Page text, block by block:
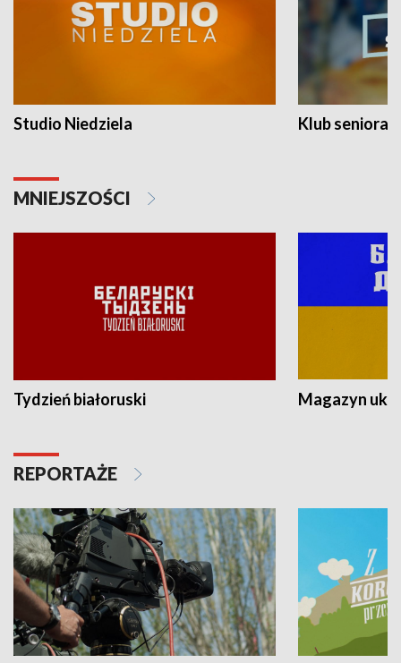
Studio Niedziela Klub seniora
MNIEJSZOŚCI
Tydzień białoruski Magazyn
REPORTAŻE